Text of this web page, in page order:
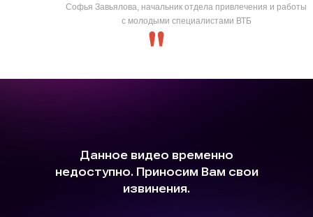
Софья Завьялова, начальник отдела привлечения и работы
с молодыми специалистами ВТБ